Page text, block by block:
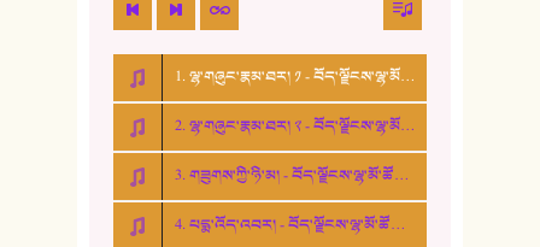
16. ལྷ་བུ་དར་བུ།
17. ང་བོད་པ་ཡིན། - ཕུར་བུ་རྣམ་རྒྱལ།
18. ང་ལ་བྱམས་པའི་ཨ་མ།
19. ཆ་རྐྱེན་མེད་པའི་སེམས།
20. བསྟན་རྒྱས་གླིང་།
1. ལྷ་གཞུང་རྣམ་ཐར། ༡ - བོད་ལྗོངས་ལྷ་མོ་ཚོགས་པ།
2. ལྷ་གཞུང་རྣམ་ཐར། ༢ - བོད་ལྗོངས་ལྷ་མོ་ཚོགས་པ།
3. གཟུགས་ཀྱི་ཉི་མ། - བོད་ལྗོངས་ལྷ་མོ་ཚོགས་པ།
4. པདྨ་འོད་འབར། - བོད་ལྗོངས་ལྷ་མོ་ཚོགས་པ།